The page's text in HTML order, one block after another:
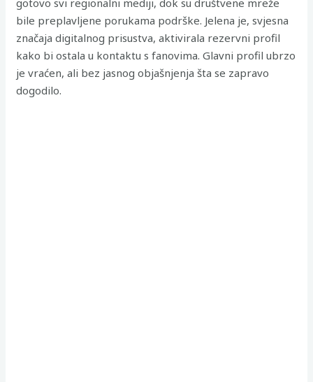
gotovo svi regionalni mediji, dok su društvene mreže
bile preplavljene porukama podrške. Jelena je, svjesna
značaja digitalnog prisustva, aktivirala rezervni profil
kako bi ostala u kontaktu s fanovima. Glavni profil ubrzo
je vraćen, ali bez jasnog objašnjenja šta se zapravo
dogodilo.